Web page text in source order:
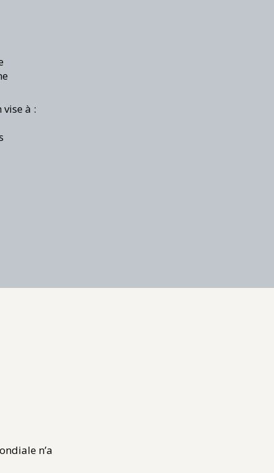
à :
n’a